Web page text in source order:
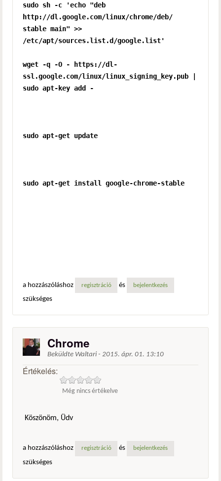
sudo sh -c 'echo "deb
http://dl.google.com/linux/chrome/deb/
stable main" >>
/etc/apt/sources.list.d/google.list'
wget -q -O - https://dl-
ssl.google.com/linux/linux_signing_key.pub |
sudo apt-key add -
sudo apt-get update
sudo apt-get install google-chrome-stable
a hozzászóláshoz regisztráció és bejelentkezés
szükséges
Chrome
Beküldte Waltari - 2015. ápr. 01. 13:10
Értékelés:
Még nincs értékelve
Köszönöm, Üdv
a hozzászóláshoz regisztráció és bejelentkezés
szükséges